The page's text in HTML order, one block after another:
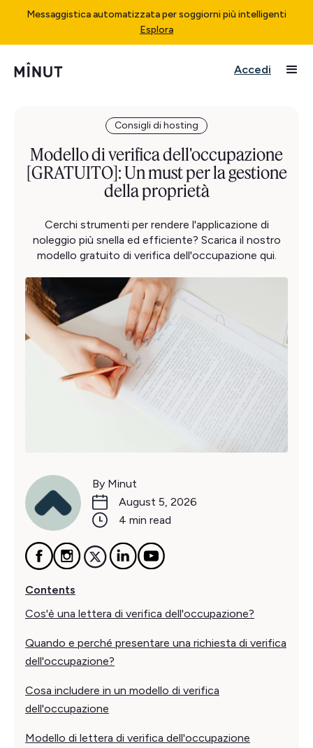
Messaggistica automatizzata per soggiorni più intelligenti
Esplora
Accedi
Consigli di hosting
Modello di verifica dell'occupazione
[GRATUITO]: Un must per la gestione
della proprietà
Cerchi strumenti per rendere l'applicazione di
noleggio più snella ed efficiente? Scarica il nostro
modello gratuito di verifica dell'occupazione qui.
By Minut
August 5, 2026
4 min read
Contents
Cos'è una lettera di verifica dell'occupazione?
Quando e perché presentare una richiesta di verifica
dell'occupazione?
Cosa includere in un modello di verifica
dell'occupazione
Modello di lettera di verifica dell'occupazione